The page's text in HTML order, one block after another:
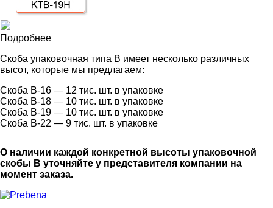
Подробнее
Скоба упаковочная типа B имеет несколько различных
высот, которые мы предлагаем:
Скоба B-16 — 12 тис. шт. в упаковке
Скоба B-18 — 10 тис. шт. в упаковке
Скоба B-19 — 10 тис. шт. в упаковке
Скоба B-22 — 9 тис. шт. в упаковке
О наличии каждой конкретной высоты упаковочной
скобы B уточняйте у представителя компании на
момент заказа.